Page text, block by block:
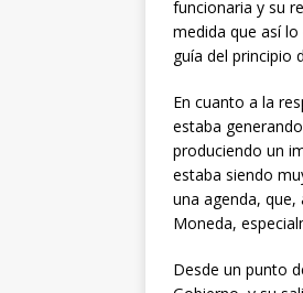
funcionaria y su
medida que así
guía del principio
En cuanto a la
estaba
produciendo un
estaba siendo
una agenda,
Moneda,
Desde un punto